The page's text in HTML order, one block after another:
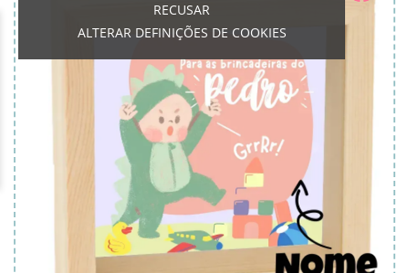
RECUSAR
ALTERAR DEFINIÇÕES DE COOKIES